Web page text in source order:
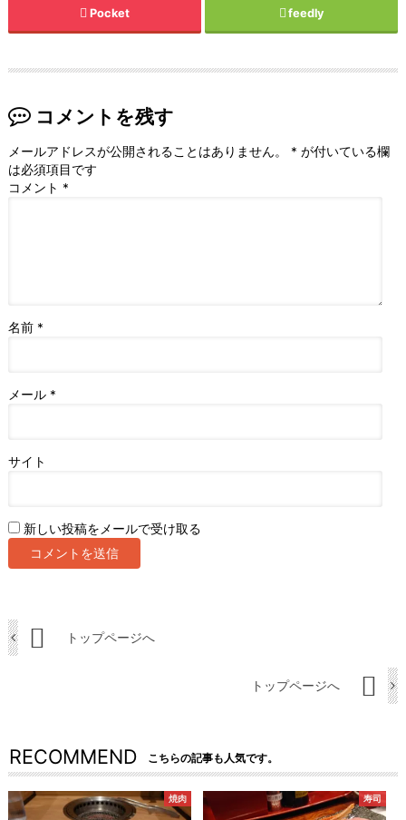
Pocket feedly
コメントを残す
メールアドレスが公開されることはありません。 * が付いている欄
は必須項目です
コメント *
名前 *
メール *
サイト
新しい投稿をメールで受け取る
トップページへ
トップページへ
RECOMMEND こちらの記事も人気です。
焼肉 寿司